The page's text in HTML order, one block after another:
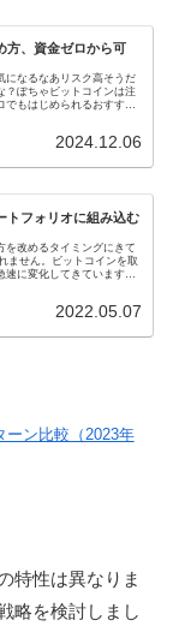
方、資金ゼロから可
になるなあリスク高そうだ
？ぽちゃビットコインは注
でもはじめられるおすすめ
2024.12.06
トフォリオに組み込む
を改めるタイミングにきて
ません。ビットコインを取
に変化してきています。
2022.05.07
ーン比較（2023年
特性は異なりま
略を検討しまし